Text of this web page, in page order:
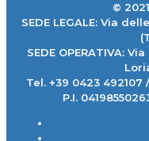
©
SEDE LEGALE: Via
SEDE OPERATIVA:
Tel. +39 0423 492107
P.I.